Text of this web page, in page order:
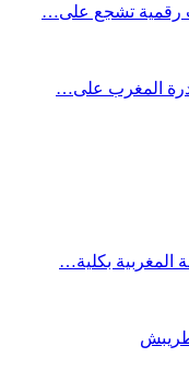
المغرب على…
المغربية بكلية…